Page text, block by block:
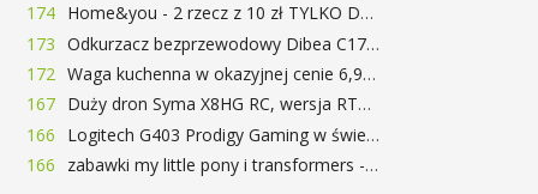
174
Home&you - 2 rzecz z 10 zł TYLKO DZISIAJ
173
Odkurzacz bezprzewodowy Dibea C17 za 77.99$ (~290zł)
172
Waga kuchenna w okazyjnej cenie 6,99$
167
Duży dron Syma X8HG RC, wersja RTF, kamera 8MP za 62$ (~233zł) - TomTop
166
Logitech G403 Prodigy Gaming w świetnej cenie 169 zł
166
zabawki my little pony i transformers -50%!